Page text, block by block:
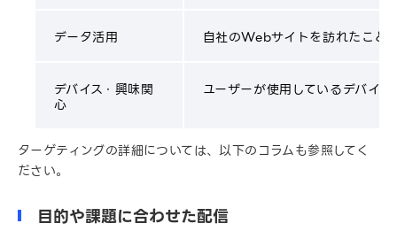
データ活用 自社のWebサイトを訪れたこと
デバイス・興味関
心
ユーザーが使用しているデバイ
ターゲティングの詳細については、以下のコラムも参照してく
ださい。
目的や課題に合わせた配信